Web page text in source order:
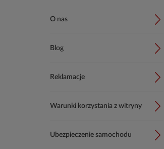
O nas
Blog
Reklamacje
Warunki korzystania z witryny
Ubezpieczenie samochodu